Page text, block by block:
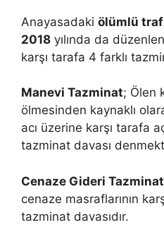
Anayasadaki ölümlü
2018 yılında da
karşı tarafa 4 farklı
Manevi Tazminat; Ölen
ölmesinden kaynaklı
acı üzerine karşı tarafa
tazminat davası
Cenaze Gideri
cenaze masraflarının
tazminat davasıdır.